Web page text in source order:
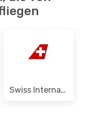
Swiss International Air Lines